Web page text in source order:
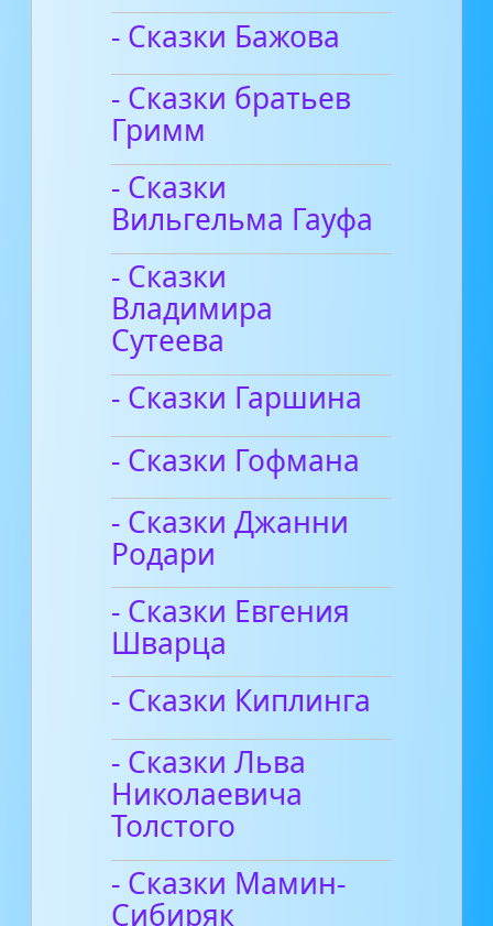
- Сказки Бажова
- Сказки братьев
Гримм
- Сказки
Вильгельма Гауфа
- Сказки
Владимира
Сутеева
- Сказки Гаршина
- Сказки Гофмана
- Сказки Джанни
Родари
- Сказки Евгения
Шварца
- Сказки Киплинга
- Сказки Льва
Николаевича
Толстого
- Сказки Мамин-
Сибиряк